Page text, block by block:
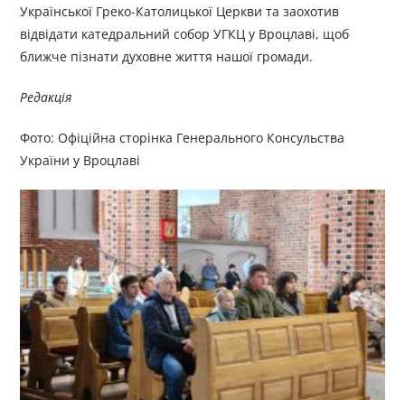
Української Греко-Католицької Церкви та заохотив
відвідати катедральний собор УГКЦ у Вроцлаві, щоб
ближче пізнати духовне життя нашої громади.
Редакція
Фото: Офіційна сторінка Генерального Консульства
України у Вроцлаві